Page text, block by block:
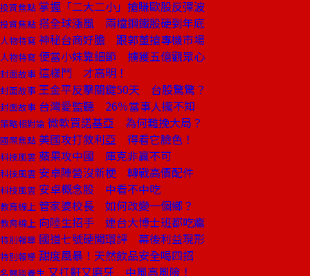
投資焦點 掌握「二大二小」搶賺歐股反彈波
投資焦點 搭全球漲風 兩檔鋼鐵股硬到年底
人物特寫 神秘台商好膽 跟郭董搶專機市場
人物特寫 便當小妹靠細節 擄獲五億觀眾心
封面故事 這樣鬥 才高明！
封面故事 王金平反擊關鍵50天 台股驚驚？
封面故事 台灣愛監聽 26％當事人攏不知
策略相對論 微軟買諾基亞 為何難挽大局？
國際焦點 美國攻打敘利亞 得看它臉色！
科技風雲 蘋果攻中國 庫克非贏不可
科技風雲 安卓陣營沒新梗 轉戰高價配件
科技風雲 安卓概念股 中看不中吃
教育線上 管家婆校長 如何改變一個鄉？
教育線上 向陸生招手 連台大博士班都吃癟
特別報導 國道七號硬闖環評 幕後利益現形
特別報導 甜度風暴！天然飲品安全喝四招
名醫談養生 又打鼾又磨牙 中風高風險！